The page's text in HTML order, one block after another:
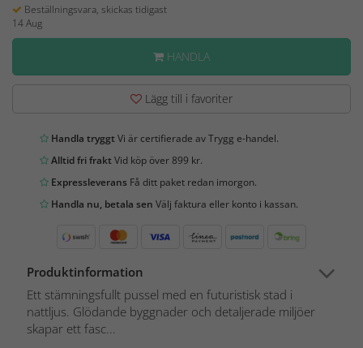
Beställningsvara, skickas tidigast
14 Aug
HANDLA
Lägg till i favoriter
Handla tryggtVi är certifierade av Trygg e-handel.
Alltid fri fraktVid köp över 899 kr.
Expressleverans Få ditt paket redan imorgon.
Handla nu, betala sen Välj faktura eller konto i kassan.
Produktinformation
Ett stämningsfullt pussel med en futuristisk stad i
nattljus. Glödande byggnader och detaljerade miljöer
skapar ett fasc...